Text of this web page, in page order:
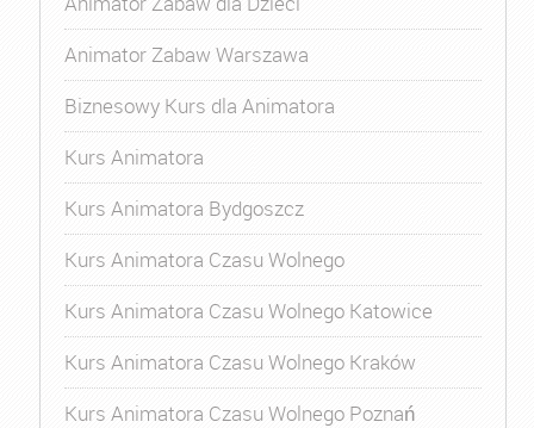
Animator Zabaw Warszawa
Biznesowy Kurs dla Animatora
Kurs Animatora
Kurs Animatora Bydgoszcz
Kurs Animatora Czasu Wolnego
Kurs Animatora Czasu Wolnego Katowice
Kurs Animatora Czasu Wolnego Kraków
Kurs Animatora Czasu Wolnego Poznań